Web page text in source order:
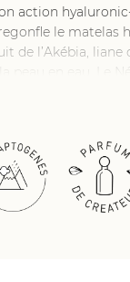
action
le matelas
de l’Akébia, liane
peau en eau. Le
fonction barrière.
la peau est
est douce et